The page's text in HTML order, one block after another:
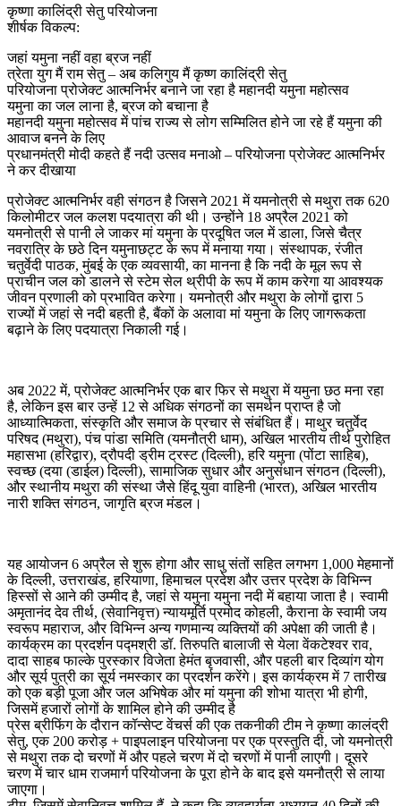
कृष्णा कालिंद्री सेतु परियोजना
शीर्षक विकल्प:
जहां यमुना नहीं वहा ब्रज नहीं
त्रेता युग मैं राम सेतु – अब कलिगुय मैं कृष्ण कालिंद्री सेतु
परियोजना प्रोजेक्ट आत्मनिर्भर बनाने जा रहा है महानदी यमुना महोत्सव
यमुना का जल लाना है, ब्रज को बचाना है
महानदी यमुना महोत्सव में पांच राज्य से लोग सम्मिलित होने जा रहे हैं यमुना की
आवाज बनने के लिए
प्रधानमंत्री मोदी कहते हैं नदी उत्सव मनाओ – परियोजना प्रोजेक्ट आत्मनिर्भर
ने कर दीखाया
प्रोजेक्ट आत्मनिर्भर वही संगठन है जिसने 2021 में यमनोत्री से मथुरा तक 620
किलोमीटर जल कलश पदयात्रा की थी। उन्होंने 18 अप्रैल 2021 को
यमनोत्री से पानी ले जाकर मां यमुना के प्रदूषित जल में डाला, जिसे चैत्र
नवरात्रि के छठे दिन यमुनाछट्ट के रूप में मनाया गया। संस्थापक, रंजीत
चतुर्वेदी पाठक, मुंबई के एक व्यवसायी, का मानना ​​है कि नदी के मूल रूप से
प्राचीन जल को डालने से स्टेम सेल थ्रीपी के रूप में काम करेगा या आवश्यक
जीवन प्रणाली को प्रभावित करेगा। यमनोत्री और मथुरा के लोगों द्वारा 5
राज्यों में जहां से नदी बहती है, बैंकों के अलावा मां यमुना के लिए जागरूकता
बढ़ाने के लिए पदयात्रा निकाली गई।
अब 2022 में, प्रोजेक्ट आत्मनिर्भर एक बार फिर से मथुरा में यमुना छठ मना रहा
है, लेकिन इस बार उन्हें 12 से अधिक संगठनों का समर्थन प्राप्त है जो
आध्यात्मिकता, संस्कृति और समाज के प्रचार से संबंधित हैं। माथुर चतुर्वेद
परिषद (मथुरा), पंच पांडा समिति (यमनौत्री धाम), अखिल भारतीय तीर्थ पुरोहित
महासभा (हरिद्वार), द्रौपदी ड्रीम ट्रस्ट (दिल्ली), हरि यमुना (पोंटा साहिब),
स्वच्छ (दया (डाईल) दिल्ली), सामाजिक सुधार और अनुसंधान संगठन (दिल्ली),
और स्थानीय मथुरा की संस्था जैसे हिंदू युवा वाहिनी (भारत), अखिल भारतीय
नारी शक्ति संगठन, जागृति ब्रज मंडल।
यह आयोजन 6 अप्रैल से शुरू होगा और साधु संतों सहित लगभग 1,000 मेहमानों
के दिल्ली, उत्तराखंड, हरियाणा, हिमाचल प्रदेश और उत्तर प्रदेश के विभिन्न
हिस्सों से आने की उम्मीद है, जहां से यमुना यमुना नदी में बहाया जाता है। स्वामी
अमृतानंद देव तीर्थ, (सेवानिवृत्त) न्यायमूर्ति प्रमोद कोहली, कैराना के स्वामी जय
स्वरूप महाराज, और विभिन्न अन्य गणमान्य व्यक्तियों की अपेक्षा की जाती है।
कार्यक्रम का प्रदर्शन पद्मश्री डॉ. तिरुपति बालाजी से येला वेंकटेश्वर राव,
दादा साहब फाल्के पुरस्कार विजेता हेमंत बृजवासी, और पहली बार दिव्यांग योग
और सूर्य पुत्री का सूर्य नमस्कार का प्रदर्शन करेंगे। इस कार्यक्रम में 7 तारीख
को एक बड़ी पूजा और जल अभिषेक और मां यमुना की शोभा यात्रा भी होगी,
जिसमें हजारों लोगों के शामिल होने की उम्मीद है
प्रेस ब्रीफिंग के दौरान कॉन्सेप्ट वेंचर्स की एक तकनीकी टीम ने कृष्णा कालंद्री
सेतु, एक 200 करोड़ + पाइपलाइन परियोजना पर एक प्रस्तुति दी, जो यमनोत्री
से मथुरा तक दो चरणों में और पहले चरण में दो चरणों में पानी लाएगी। दूसरे
चरण में चार धाम राजमार्ग परियोजना के पूरा होने के बाद इसे यमनौत्री से लाया
जाएगा।